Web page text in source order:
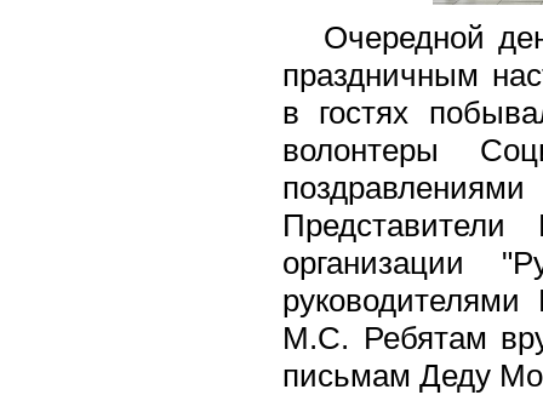
Очередной
праздничным
в гостях
волонтеры
Представители
организации
М.С. Ребятам
письмам Деду